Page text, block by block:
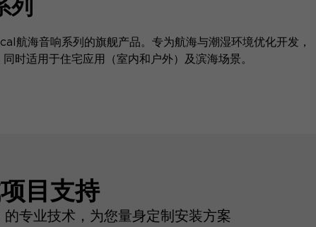
列
航海音响系列的旗舰产品。专为航海与潮湿环境优化开发，
时适用于住宅应用（室内和户外）及滨海场景。
目支持
专业技术，为您量身定制安装方案